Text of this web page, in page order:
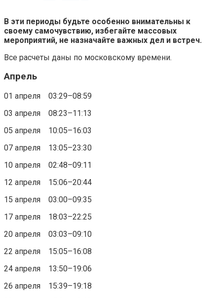
В эти периоды будьте особенно внимательны к
своему самочувствию, избегайте массовых
мероприятий, не назначайте важных дел и встреч.
Все расчеты даны по московскому времени.
Апрель
01 апреля 03:29–08:59
03 апреля 08:23–11:13
05 апреля 10:05–16:03
07 апреля 13:05–23:30
10 апреля 02:48–09:11
12 апреля 15:06–20:44
15 апреля 03:00–09:35
17 апреля 18:03–22:25
20 апреля 03:03–09:10
22 апреля 15:05–16:08
24 апреля 13:50–19:06
26 апреля 15:39–19:18